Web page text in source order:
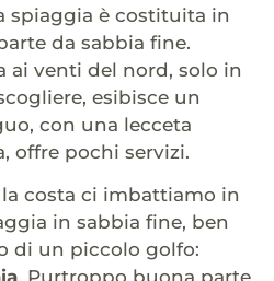
spiaggia è costituita in
da sabbia fine.
ai venti del nord, solo in
esibisce un
con una lecceta
offre pochi servizi.
costa ci imbattiamo in
in sabbia fine, ben
di un piccolo golfo: